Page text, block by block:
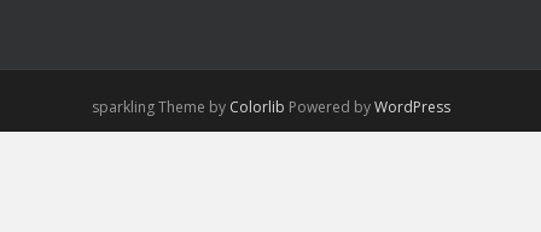
sparkling Theme by Colorlib Powered byWordPress